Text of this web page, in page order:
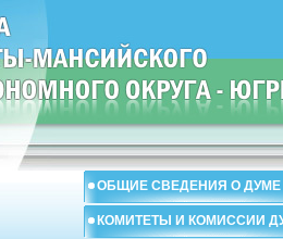
ОБЩИЕ СВЕДЕНИЯ О ДУМЕ
КОМИТЕТЫ И КОМИССИИ